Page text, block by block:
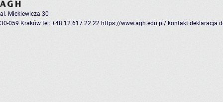
al. Mickiewicza 30
30-059 Kraków tel: +48 12 617 22 22 https://www.agh.edu.pl/ kontakt deklaracja